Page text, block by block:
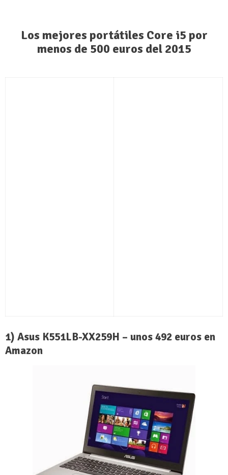
Los mejores portátiles Core i5 por
menos de 500 euros del 2015
1) Asus K551LB-XX259H – unos 492 euros en
Amazon